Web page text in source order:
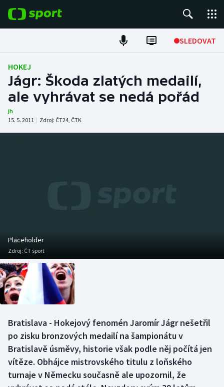
SLEDOVAT
Fotbal
Hokej
Atletika
Basketbal
Biatlon
Boby a skeleton
Box
Curling
Dostihy
Historické návraty
Aplikace ČT sport
AZ kvíz
HOKEJ
Jágr: Škoda zlatých medailí,
ale vyhrávat se nedá pořád
jh
15. 5. 2011 | Zdroj: ČT24, ČTK
Placeholder
Zdroj: ČT sport
Bratislava - Hokejový fenomén Jaromír Jágr nešetřil
po zisku bronzových medailí na šampionátu v
Bratislavě úsměvy, historie však podle něj počítá jen
vítěze. Obhájce mistrovského titulu z loňského
turnaje v Německu současně ale upozornil, že